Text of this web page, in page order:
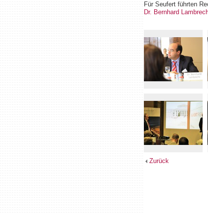
Für Seufert führten
Dr. Bernhard
Zurück